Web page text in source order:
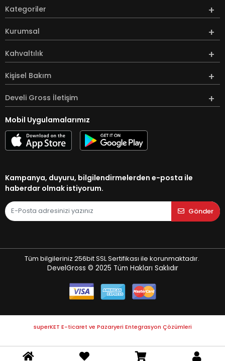
Kategoriler
Kurumsal
Kahvaltılık
Kişisel Bakım
Develi Gross İletişim
Mobil Uygulamalarımız
Kampanya, duyuru, bilgilendirmelerden e-posta ile
haberdar olmak istiyorum.
Gönder
Tüm bilgileriniz 256bit SSL Sertifikası ile korunmaktadır.
DevelGross © 2025 Tüm Hakları Saklıdır
superKET E-ticaret ve Pazaryeri Entegrasyon Çözümleri